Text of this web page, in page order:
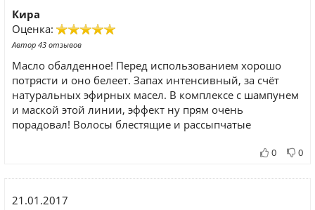
Кира
Оценка:
Автор 43 отзывов
Масло обалденное! Перед использованием хорошо
потрясти и оно белеет. Запах интенсивный, за счёт
натуральных эфирных масел. В комплексе с шампунем
и маской этой линии, эффект ну прям очень
порадовал! Волосы блестящие и рассыпчатые
0 0
21.01.2017